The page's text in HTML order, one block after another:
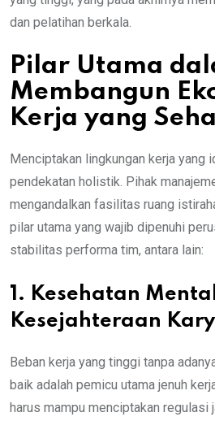
dan pelatihan berkala.
Pilar Utama
Membangun
Kerja yang
Menciptakan lingkungan kerja yang
pendekatan holistik. Pihak
mengandalkan fasilitas ruang
pilar utama yang wajib dipenuhi
stabilitas performa tim, antara lain:
1. Kesehatan
Kesejahteraan
Beban kerja yang tinggi tanpa
baik adalah pemicu utama jenuh
harus mampu menciptakan regulasi